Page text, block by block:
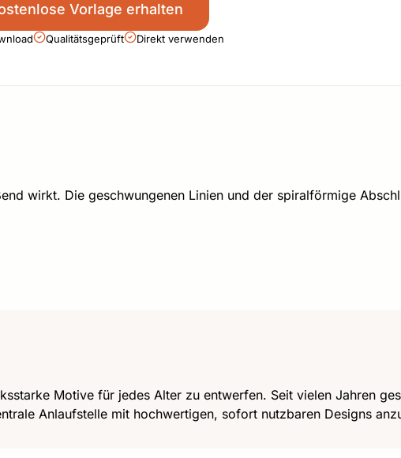
Vorlage erhalten
Qualitätsgeprüft Direkt verwenden
wirkt. Die geschwungenen Linien und der spiralförmige
Motive für jedes Alter zu entwerfen. Seit vielen Jahren
Anlaufstelle mit hochwertigen, sofort nutzbaren Designs